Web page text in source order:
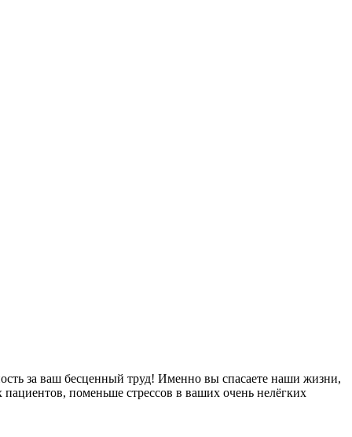
за ваш бесценный труд! Именно вы спасаете наши жизни,
поменьше стрессов в ваших очень нелёгких